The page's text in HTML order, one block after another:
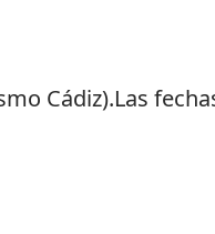
Cádiz).Las